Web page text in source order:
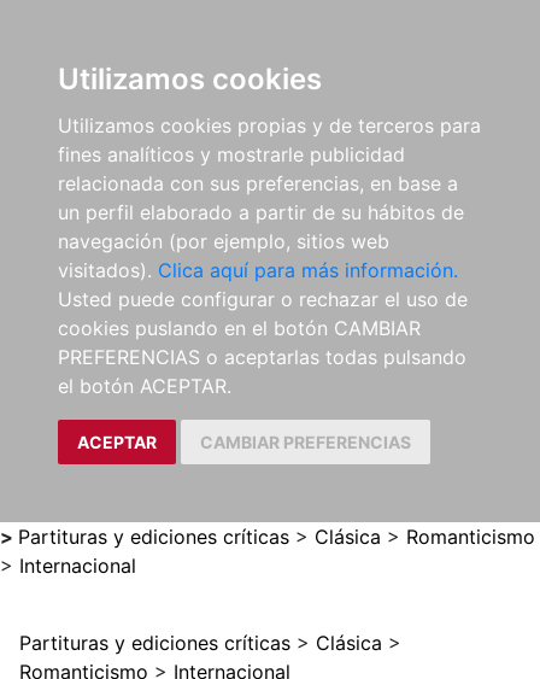
Utilizamos cookies
Utilizamos cookies propias y de terceros para
fines analíticos y mostrarle publicidad
relacionada con sus preferencias, en base a
un perfil elaborado a partir de su hábitos de
navegación (por ejemplo, sitios web
visitados). Clica aquí para más información.
Usted puede configurar o rechazar el uso de
cookies puslando en el botón CAMBIAR
PREFERENCIAS o aceptarlas todas pulsando
el botón ACEPTAR.
ACEPTAR CAMBIAR PREFERENCIAS
> Partituras y ediciones críticas > Clásica > Romanticismo
> Internacional
Partituras y ediciones críticas > Clásica >
Romanticismo > Internacional